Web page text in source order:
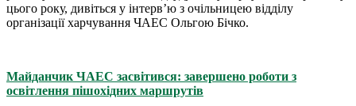
цього року, дивіться у інтерв’ю з очільницею відділу
організації харчування ЧАЕС Ольгою Бічко.
Майданчик ЧАЕС засвітився: завершено роботи з
освітлення пішохідних маршрутів